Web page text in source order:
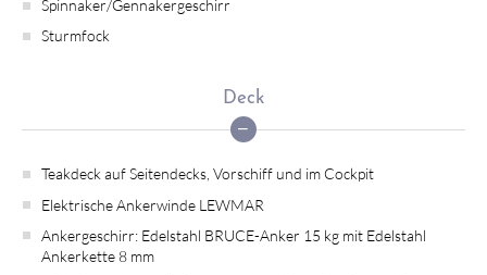
Spinnaker/Gennakergeschirr
Sturmfock
Deck
Teakdeck auf Seitendecks, Vorschiff und im Cockpit
Elektrische Ankerwinde LEWMAR
Ankergeschirr: Edelstahl BRUCE-Anker 15 kg mit Edelstahl
Ankerkette 8 mm